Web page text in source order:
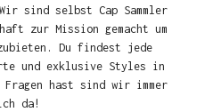
sind selbst Cap Sammler
zur Mission gemacht um
Du findest jede
und exklusive Styles in
Fragen hast sind wir immer
da!